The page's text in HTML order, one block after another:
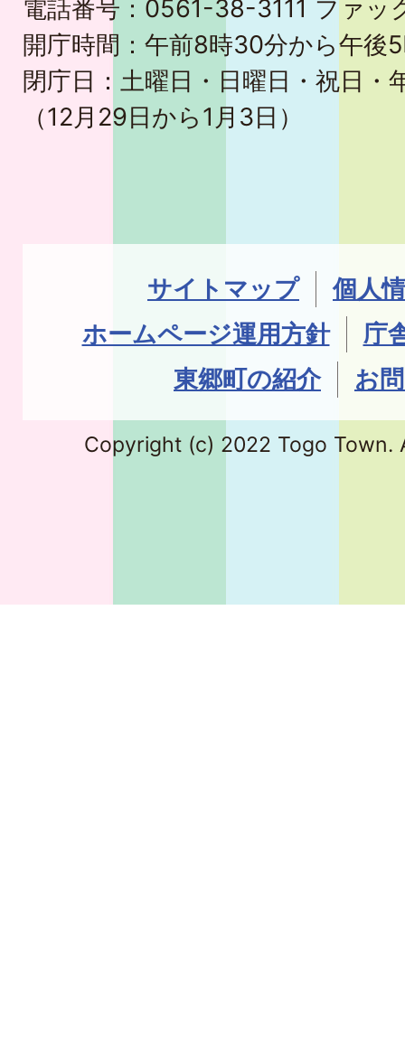
電話番号：0561-38-3111 ファ
開庁時間：午前8時30分から午後
閉庁日：土曜日・日曜日・祝日・
（12月29日から1月3日）
サイトマップ
個人
ホームページ運用方針
庁
東郷町の紹介
お
Copyright (c) 2022 Togo Town.